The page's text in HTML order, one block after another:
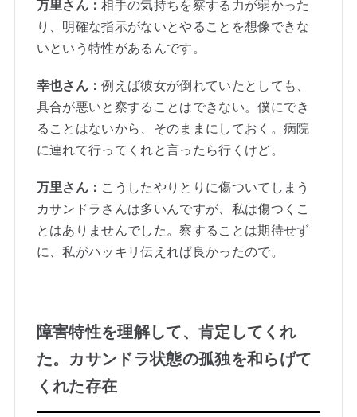
万里さん：相手の気持ちを察する力が弱かった
り、明確な指示がないとやることを想像できな
いという特性があるんです。
幸也さん：例えば彼女が倒れていたとしても、
具合が悪いと察することはできない。僕にでき
ることはないから、そのままにしておく。病院
に連れて行ってくれと言ったら行くけど。
万里さん： こうしたやりとりに傷ついてしまう
カサンドラさんは多いんですが、私は傷つくこ
とはありませんでした。察することは期待せず
に、私がハッキリ伝えれば良かったので。
障害特性を理解して、肯定してくれ
た。カサンドラ状態の孤独を和らげて
くれた存在